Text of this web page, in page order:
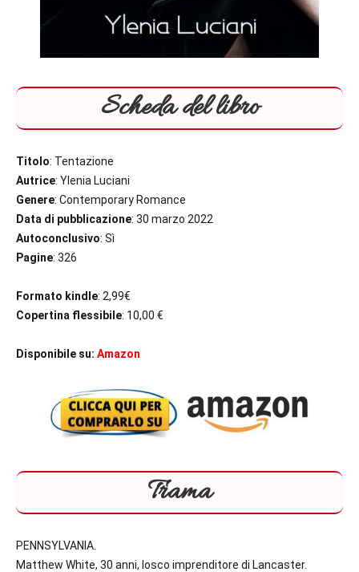
Scheda del libro
Titolo: Tentazione
Autrice: Ylenia Luciani
Genere: Contemporary Romance
Data di pubblicazione: 30 marzo 2022
Autoconclusivo: Sì
Pagine: 326
Formato kindle: 2,99€
Copertina flessibile: 10,00 €
Disponibile su: Amazon
Trama
PENNSYLVANIA.
Matthew White, 30 anni, losco imprenditore di Lancaster.